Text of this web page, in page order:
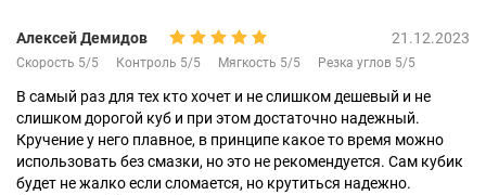
Алексей Демидов 21.12.2023
Скорость 5/5 Контроль 5/5 Мягкость 5/5 Резка углов 5/5
В самый раз для тех кто хочет и не слишком дешевый и не
слишком дорогой куб и при этом достаточно надежный.
Кручение у него плавное, в принципе какое то время можно
использовать без смазки, но это не рекомендуется. Сам кубик
будет не жалко если сломается, но крутиться надежно.